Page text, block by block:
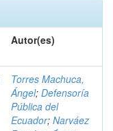
Autor(es)
Torres Machuca,
Ángel; Defensoría
Pública del
Ecuador; Narváez